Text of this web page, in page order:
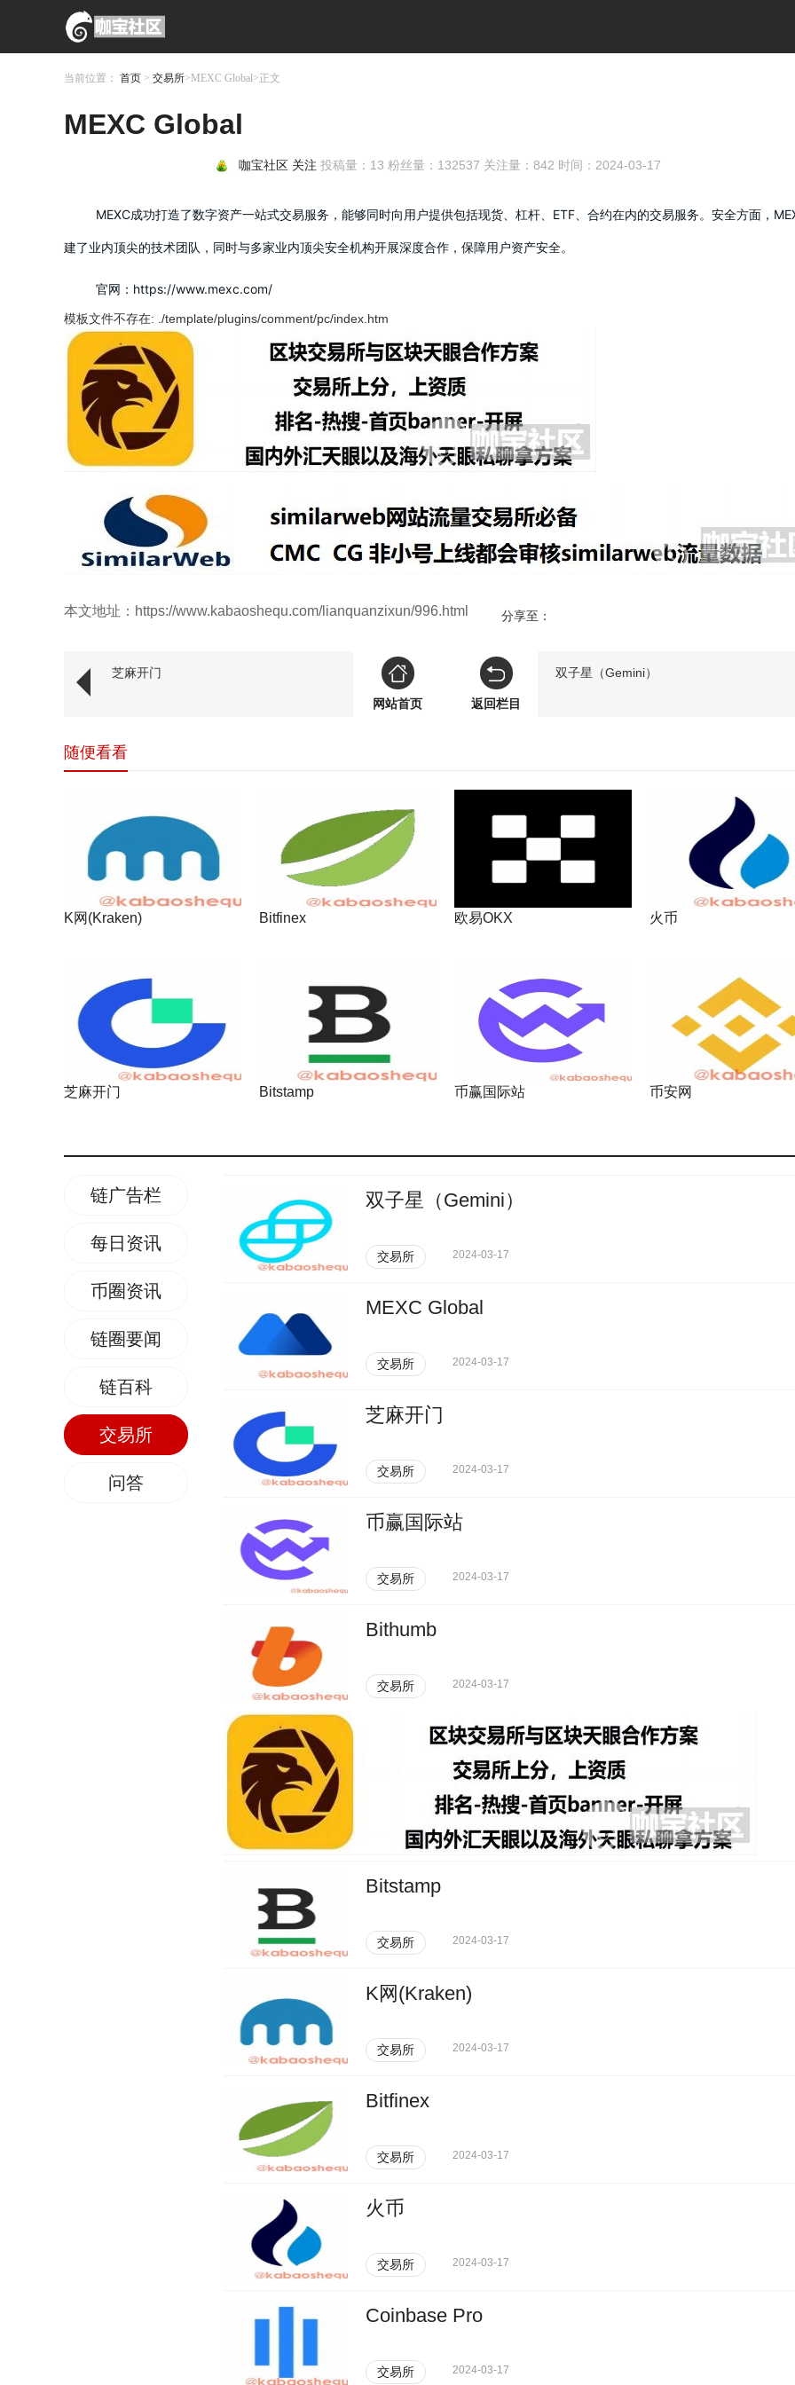
当前位置： 首页 > 交易所>MEXC Global>正文
MEXC Global
咖宝社区 关注 投稿量： 13 粉丝量： 132537 关注量： 842 时间：2024-03-17
MEXC成功打造了数字资产一站式交易服务，能够同时向用户提供包括现货、杠杆、ETF、合约在内的交易服务。安全方面，
建了业内顶尖的技术团队，同时与多家业内顶尖安全机构开展深度合作，保障用户资产安全。
官网：https://www.mexc.com/
模板文件不存在: ./template/plugins/comment/pc/index.htm
本文地址：https://www.kabaoshequ.com/lianquanzixun/996.html 分享至：
芝麻开门 双子星（Gemini）
网站首页 返回栏目
随便看看
K网(Kraken) Bitfinex 欧易OKX 火币
芝麻开门 Bitstamp 币赢国际站 币安网
链广告栏
每日资讯
币圈资讯
链圈要闻
链百科
交易所
问答
双子星（Gemini）
交易所 2024-03-17
MEXC Global
交易所 2024-03-17
芝麻开门
交易所 2024-03-17
币赢国际站
交易所 2024-03-17
Bithumb
交易所 2024-03-17
Bitstamp
交易所 2024-03-17
K网(Kraken)
交易所 2024-03-17
Bitfinex
交易所 2024-03-17
火币
交易所 2024-03-17
Coinbase Pro
交易所 2024-03-17